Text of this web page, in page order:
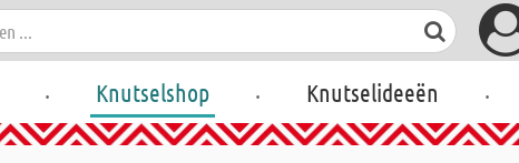
. Knutselshop . Knutselideeën .